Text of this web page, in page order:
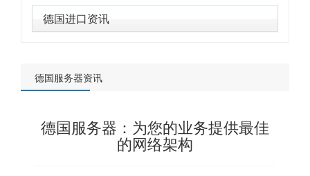
德国进口资讯
德国服务器资讯
德国服务器：为您的业务提供最佳
的网络架构